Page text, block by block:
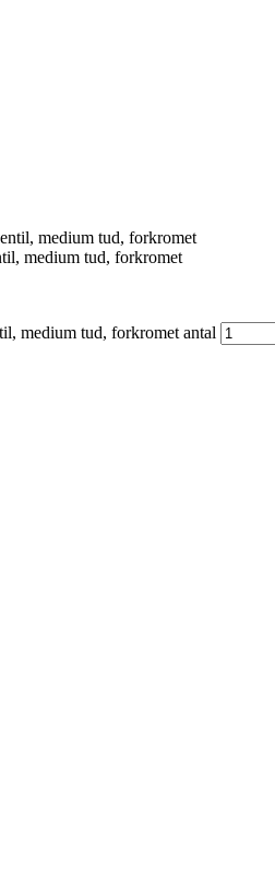
medium tud, forkromet
medium tud, forkromet antal